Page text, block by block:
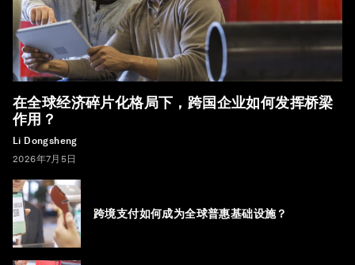
在全球经济碎片化格局下，跨国企业如何发挥桥梁
作用？
Li Dongsheng
2026年7月5日
跨境支付如何成为全球普惠基础设施？